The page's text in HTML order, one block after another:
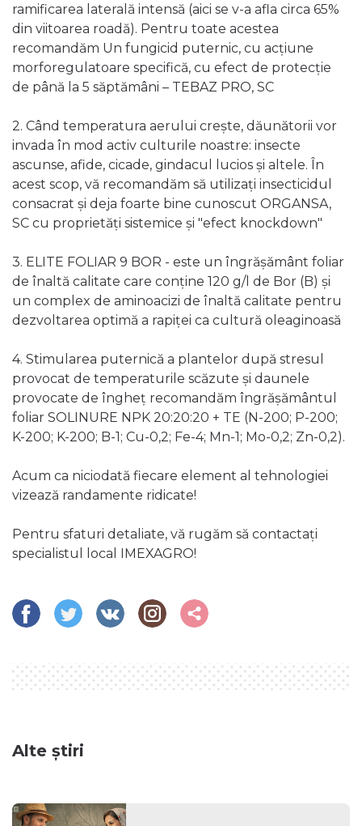
ramificarea laterală intensă (aici se v-a afla circa 65%
din viitoarea roadă). Pentru toate acestea
recomandăm Un fungicid puternic, cu acțiune
morforegulatoare specifică, cu efect de protecție
de până la 5 săptămâni – TEBAZ PRO, SC
2. Când temperatura aerului crește, dăunătorii vor
invada în mod activ culturile noastre: insecte
ascunse, afide, cicade, gindacul lucios și altele. În
acest scop, vă recomandăm să utilizați insecticidul
consacrat și deja foarte bine cunoscut ORGANSA,
SC cu proprietăți sistemice și "efect knockdown"
3. ELITE FOLIAR 9 BOR - este un îngrășământ foliar
de înaltă calitate care conține 120 g/l de Bor (B) și
un complex de aminoacizi de înaltă calitate pentru
dezvoltarea optimă a rapiței ca cultură oleaginoasă
4. Stimularea puternică a plantelor după stresul
provocat de temperaturile scăzute și daunele
provocate de îngheț recomandăm îngrășământul
foliar SOLINURE NPK 20:20:20 + TE (N-200; P-200;
K-200; K-200; B-1; Cu-0,2; Fe-4; Mn-1; Mo-0,2; Zn-0,2).
Acum ca niciodată fiecare element al tehnologiei
vizează randamente ridicate!
Pentru sfaturi detaliate, vă rugăm să contactați
specialistul local IMEXAGRO!
Alte știri